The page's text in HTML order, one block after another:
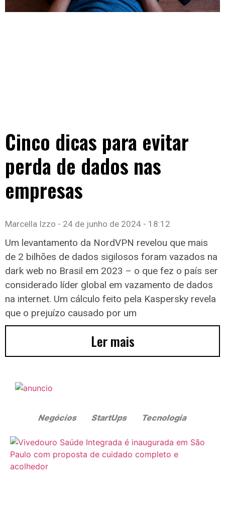
Cinco dicas para evitar
perda de dados nas
empresas
Marcella Izzo 24 de junho de 2024 18:12
Um levantamento da NordVPN revelou que mais
de 2 bilhões de dados sigilosos foram vazados na
dark web no Brasil em 2023 – o que fez o país ser
considerado líder global em vazamento de dados
na internet. Um cálculo feito pela Kaspersky revela
que o prejuízo causado por um
Ler mais